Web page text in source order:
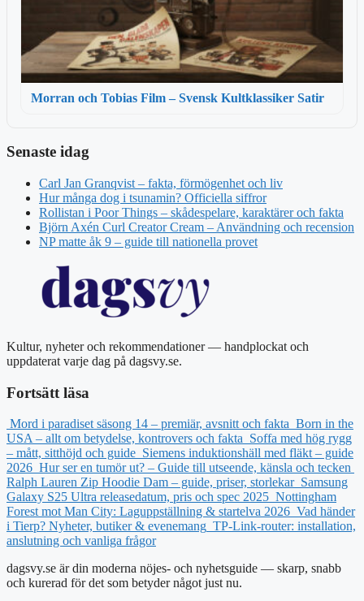
Morran och Tobias Film – Svensk Kultklassiker Satir
Senaste idag
Carl Jan Granqvist – fakta, förmögenhet och liv
Hur många dog i tsunamin? Officiella siffror
Rollistan i Poor Things – skådespelare, karaktärer och fakta
Björn Axén Curl Creator Cream – Användning och recension
NP matte åk 9 – guide till nationella provet
Kultur, nyheter och rekommendationer — handplockat och
uppdaterat varje dag på dagsvy.se.
Fortsätt läsa
Mord i paradiset säsong 14 – premiär, avsnitt och fakta Born in the
USA – allt om betydelse, kontrovers och fakta Soffa med hög rygg
– mått, sitthöjd och guide Siemens induktionshäll med fläkt – guide
2026 Hur ser en tumör ut? – Guide till utseende, känsla och tecken
Ralph Lauren Zip Hoodie Dam – guide, priser, storlekar Samsung
Galaxy S25 Ultra releasedatum, pris och spec 2025 Nottingham
Forest mot Man City: Laguppställning & startelva 2026 Vad händer
i Tierp? Nyheter, butiker & evenemang TP-Link-router: installation,
anslutning och vanliga frågor
dagsvy.se är din moderna nöjes- och nyhetsguide — skarp, snabb
och kurerad för det som betyder något just nu.